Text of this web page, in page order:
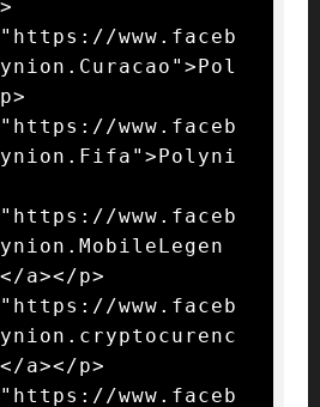
www.faceb
www.faceb
www.faceb
a></p>
www.faceb
a></p>
www.faceb